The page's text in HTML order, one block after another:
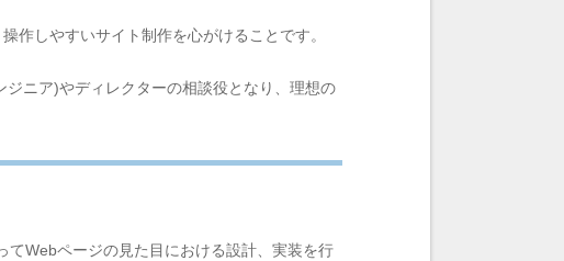
作しやすいサイト制作を心がけることです。
ニア)やディレクターの相談役となり、理想の
Webページの見た目における設計、実装を行